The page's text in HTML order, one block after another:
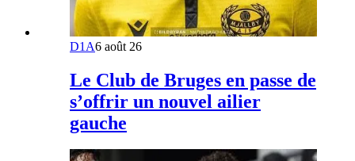
D1A6 août 26
Le Club de Bruges en passe de
s’offrir un nouvel ailier
gauche